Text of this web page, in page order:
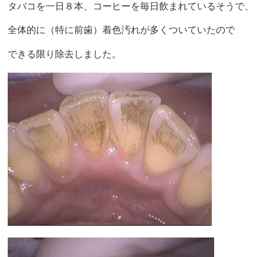
タバコを一日８本、コーヒーを毎日飲まれているそうで、
全体的に（特に前歯）着色汚れが多くついていたので
できる限り除去しました。